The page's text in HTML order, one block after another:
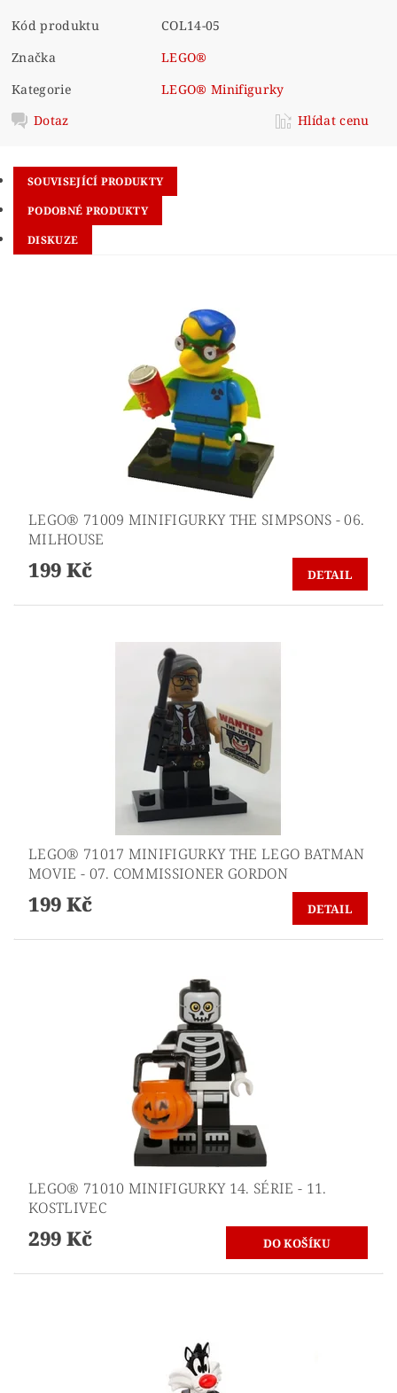
Kód produktu
COL14-05
Značka
LEGO®
Kategorie
LEGO® Minifigurky
Dotaz
Hlídat cenu
SOUVISEJÍCÍ PRODUKTY
PODOBNÉ PRODUKTY
DISKUZE
LEGO® 71009 MINIFIGURKY THE SIMPSONS - 06.
MILHOUSE
199 Kč DETAIL
LEGO® 71017 MINIFIGURKY THE LEGO BATMAN
MOVIE - 07. COMMISSIONER GORDON
199 Kč DETAIL
LEGO® 71010 MINIFIGURKY 14. SÉRIE - 11.
KOSTLIVEC
299 Kč